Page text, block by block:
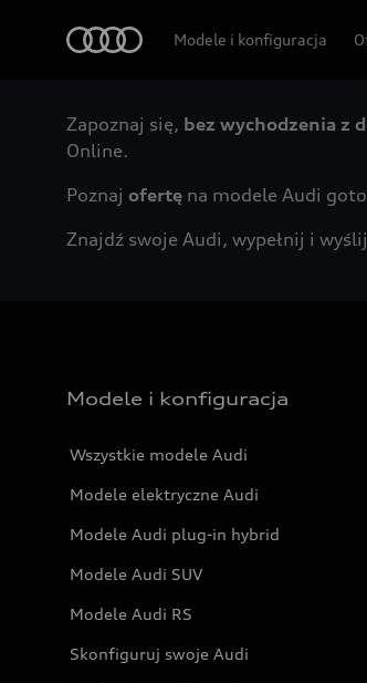
Modele i konfiguracja
Zapoznaj się, bez wychodzenia z
Online.
Poznaj ofertę na modele Audi
Znajdź swoje Audi, wypełnij i
Modele i konfiguracja
Wszystkie modele Audi
Modele elektryczne Audi
Modele Audi plug-in hybrid
Modele Audi SUV
Modele Audi RS
Skonfiguruj swoje Audi